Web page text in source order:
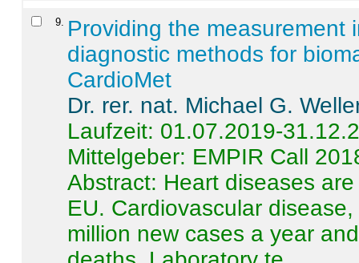
9
Providing the measurement
diagnostic methods for
CardioMet
Dr. rer. nat. Michael G.
Laufzeit: 01.07.2019-
Mittelgeber: EMPIR Call
Abstract: Heart diseases
EU. Cardiovascular
million new cases a year